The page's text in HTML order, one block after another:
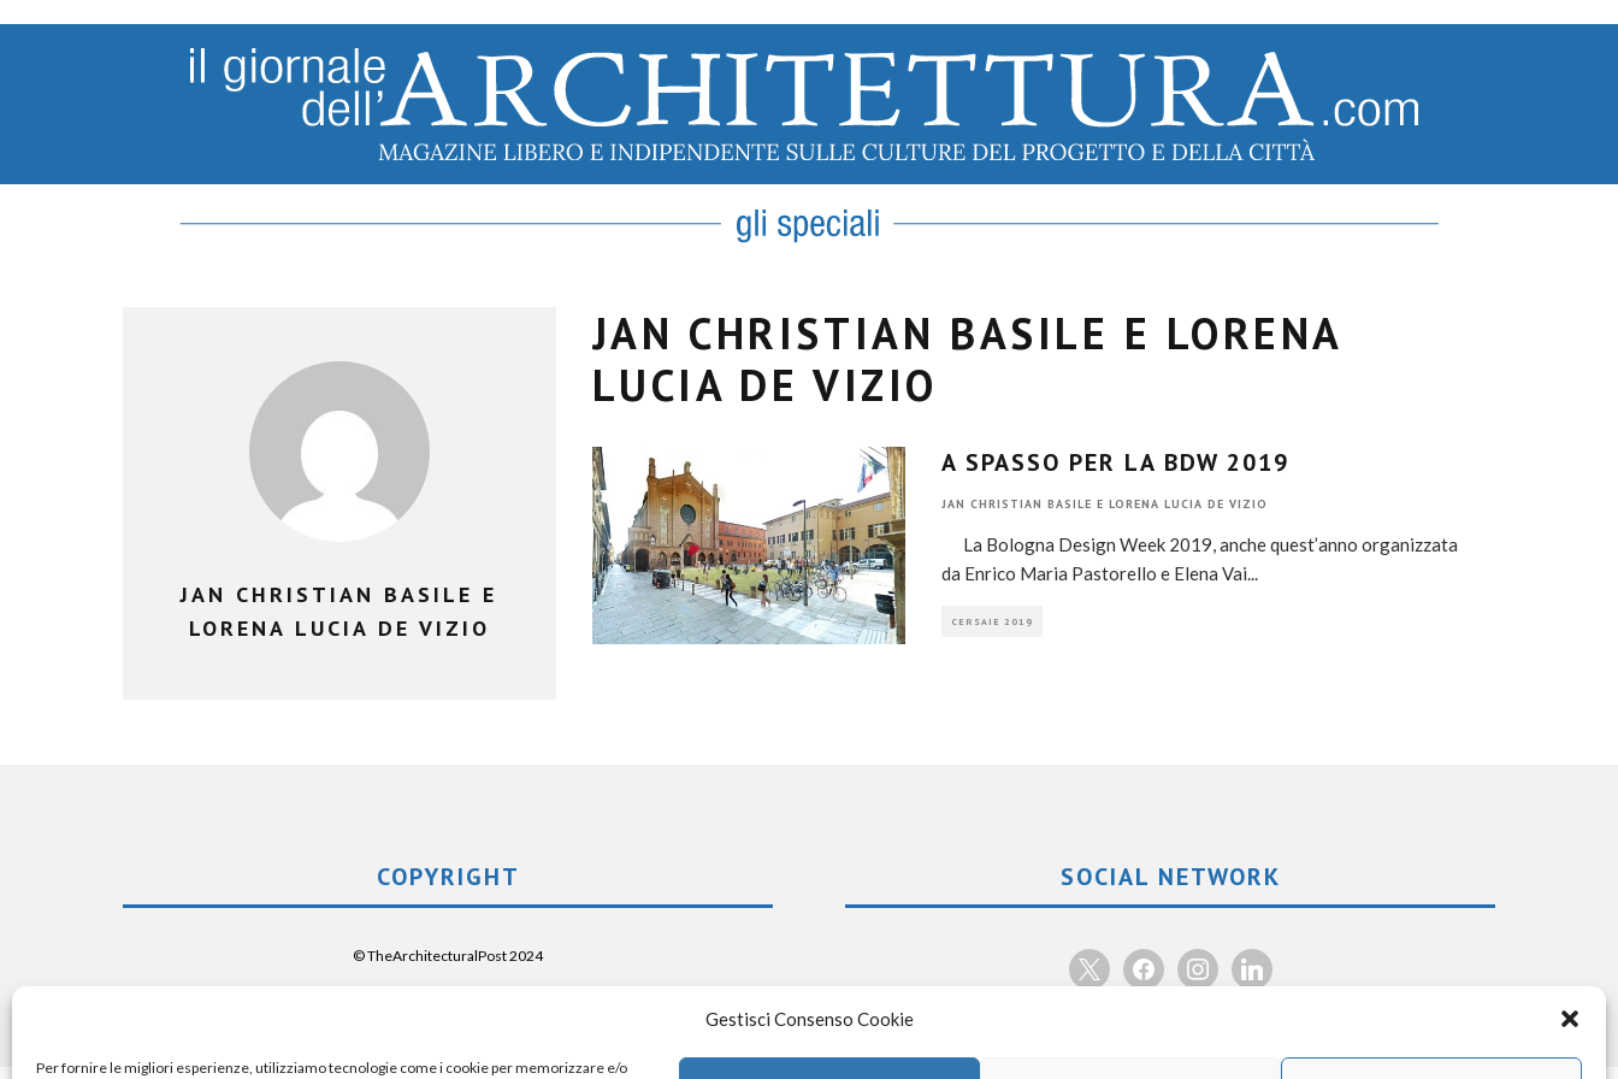
Gestisci Consenso Cookie
Per fornire le migliori esperienze, utilizziamo tecnologie come i cookie per memorizzare e/o
JAN CHRISTIAN BASILE E
LORENA LUCIA DE VIZIO
JAN CHRISTIAN BASILE E LORENA
LUCIA DE VIZIO
A SPASSO PER LA BDW 2019
JAN CHRISTIAN BASILE E LORENA LUCIA DE VIZIO
La Bologna Design Week 2019, anche quest’anno organizzata
da Enrico Maria Pastorello e Elena Vai...
CERSAIE 2019
COPYRIGHT
© TheArchitecturalPost 2024
SOCIAL NETWORK
x facebookinstagramlinkedin